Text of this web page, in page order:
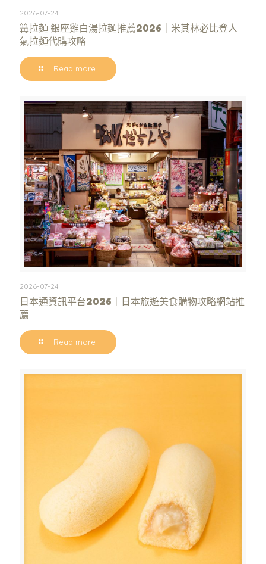
2026-07-24
篝拉麵 銀座雞白湯拉麵推薦2026｜米其林必比登人
氣拉麵代購攻略
Read more
2026-07-24
日本通資訊平台2026｜日本旅遊美食購物攻略網站推
薦
Read more